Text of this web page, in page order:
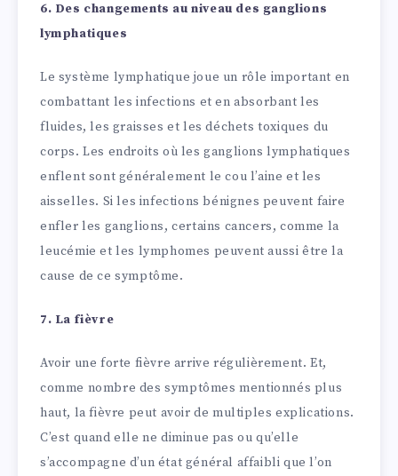
6. Des changements au niveau des ganglions
lymphatiques
Le système lymphatique joue un rôle important en
combattant les infections et en absorbant les
fluides, les graisses et les déchets toxiques du
corps. Les endroits où les ganglions lymphatiques
enflent sont généralement le cou l’aine et les
aisselles. Si les infections bénignes peuvent faire
enfler les ganglions, certains cancers, comme la
leucémie et les lymphomes peuvent aussi être la
cause de ce symptôme.
7. La fièvre
Avoir une forte fièvre arrive régulièrement. Et,
comme nombre des symptômes mentionnés plus
haut, la fièvre peut avoir de multiples explications.
C’est quand elle ne diminue pas ou qu’elle
s’accompagne d’un état général affaibli que l’on